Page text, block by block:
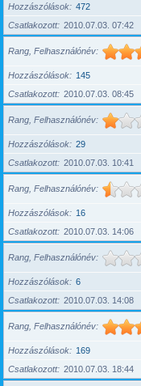
Hozzászólások
472
Csatlakozott
2010.07.03. 07:42
Rang, Felhasználónév
Hozzászólások
145
Csatlakozott
2010.07.03. 08:45
Rang, Felhasználónév
Hozzászólások
29
Csatlakozott
2010.07.03. 10:41
Rang, Felhasználónév
Hozzászólások
16
Csatlakozott
2010.07.03. 14:06
Rang, Felhasználónév
Hozzászólások
6
Csatlakozott
2010.07.03. 14:08
Rang, Felhasználónév
Hozzászólások
169
Csatlakozott
2010.07.03. 18:44